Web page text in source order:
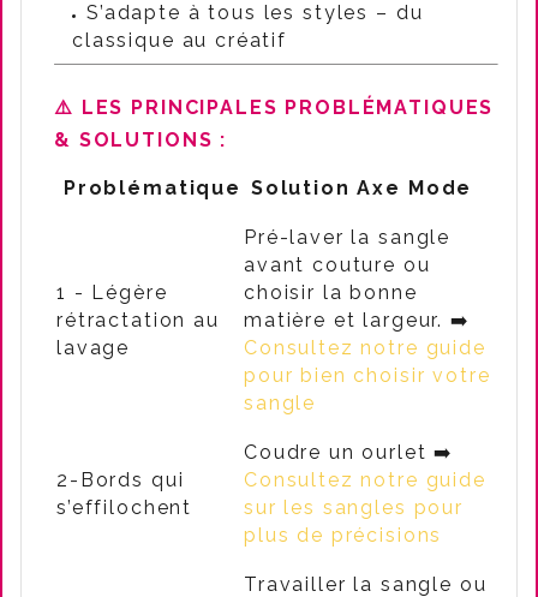
S’adapte à tous les styles – du
classique au créatif
⚠️ LES PRINCIPALES PROBLÉMATIQUES
& SOLUTIONS :
Problématique Solution Axe Mode
1 - Légère
rétractation au
lavage
Pré-laver la sangle
avant couture ou
choisir la bonne
matière et largeur. ➡️
Consultez notre guide
pour bien choisir votre
sangle
2-Bords qui
s’effilochent
Coudre un ourlet ➡️
Consultez notre guide
sur les sangles pour
plus de précisions
Travailler la sangle ou